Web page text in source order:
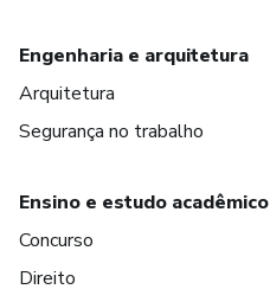
Engenharia e arquitetura
Arquitetura
Segurança no trabalho
Ensino e estudo acadêmico
Concurso
Direito